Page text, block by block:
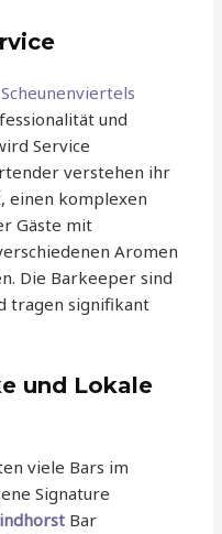
und
Service
verstehen ihr
einen komplexen
Gäste mit
Aromen
Die Barkeeper sind
tragen signifikant
und Lokale
viele Bars im
Signature
Bar